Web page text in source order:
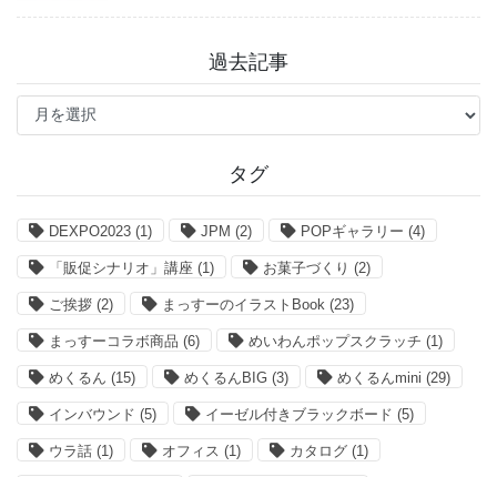
過去記事
過
記
タグ
DEXPO2023 (1) JPM (2) POPギャラリー (4)
「販促シナリオ」講座 (1) お菓子づくり (2)
ご挨拶 (2) まっすーのイラストBook (23)
まっすーコラボ商品 (6) めいわんポップスクラッチ (1)
めくるん (15) めくるんBIG (3) めくるんmini (29)
インバウンド (5) イーゼル付きブラックボード (5)
ウラ話 (1) オフィス (1) カタログ (1)